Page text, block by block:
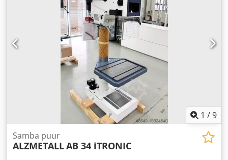
1 /9
Samba puur
ALZMETALLAB 34 iTRONIC